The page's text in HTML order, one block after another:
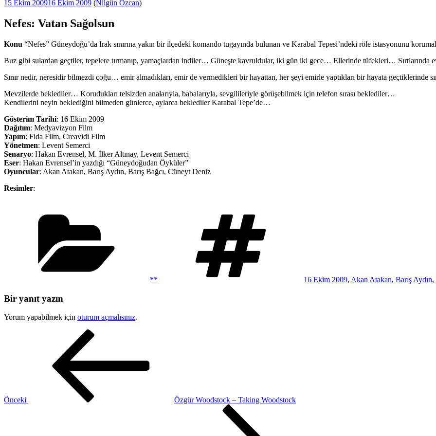
Yayım
15 Ekim 200916 Ekim 2009 (Nilgün Özcan)
Nefes: Vatan Sağolsun
Konu “Nefes” Güneydoğu’da Irak sınırına yakın bir ilçedeki komando tugayında bulunan ve Karabal Tepesi’ndeki röle istasyonunu
Buz gibi sulardan geçtiler, tepelere tırmanıp, yamaçlardan indiler… Güneşte kavruldular, iki gün iki gece… Ellerinde tüfekleri…
Sınır nedir, neresidir bilmezdi çoğu… emir almadıkları, emir de vermedikleri bir hayattan, her şeyi emirle yaptıkları bir hayata geçtiklerinde
Mevzilerde beklediler… Korudukları telsizden analarıyla, babalarıyla, sevgilileriyle görüşebilmek için telefon sırası beklediler…
Kendilerini neyin beklediğini bilmeden günlerce, aylarca beklediler Karabal Tepe’de…
Gösterim Tarihi: 16 Ekim 2009
Dağıtım: Medyavizyon Film
Yapım: Fida Film, Creavidi Film
Yönetmen: Levent Semerci
Senaryo: Hakan Evrensel, M. İlker Altınay, Levent Semerci
Eser: Hakan Evrensel’in yazdığı “Güneydoğudan Öyküler”
Oyuncular: Akan Atakan, Barış Aydın, Barış Bağcı, Cüneyt Deniz
Resimler:
** 16 Ekim 2009, Akan Atakan, Barış Aydın,
Bir yanıt yazın
Yorum yapabilmek için oturum açmalısınız.
Önceki
Özgür Woodstock – Taking Woodstock